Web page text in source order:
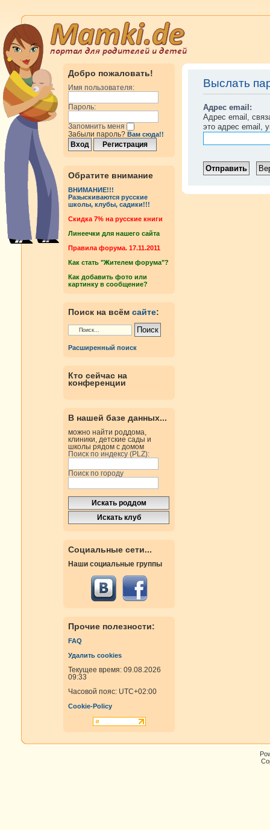
Добро пожаловать!
Имя пользователя:
Пароль:
Запомнить меня
Забыли пароль? Вам сюда!!
Обратите внимание
ВНИМАНИЕ!!!
Разыскиваются русские
школы, клубы, садики!!!
Cкидка 7% на русские книги
Линеечки для нашего сайта
Правила форума. 17.11.2011
Как стать "Жителем форума"?
Как добавить фото или
картинку в сообщение?
Поиск на всём сайте:
Расширенный поиск
Кто сейчас на
конференции
В нашей базе данных...
можно найти роддома,
клиники, детские сады и
школы рядом с домом
Поиск по индексу (PLZ):
Поиск по городу
Социальные сети...
Наши социальные группы
Прочие полезности:
FAQ
Удалить cookies
Текущее время: 09.08.2026
09:33
Часовой пояс: UTC+02:00
Cookie-Policy
Выслать
Адрес email:
Адрес email,
это адрес email,